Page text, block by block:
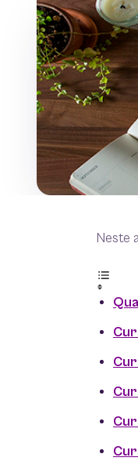
Neste